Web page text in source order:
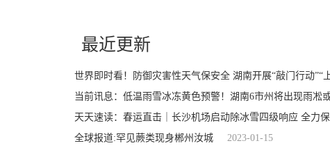
最近更新
世界即时看！防御灾害性天气保安全 湖南开展“敲门行动”“
当前讯息：低温雨雪冰冻黄色预警！湖南6市州将出现雨凇
天天速读：春运直击｜长沙机场启动除冰雪四级响应 全力
全球报道:罕见蕨类现身郴州汝城
2023-01-15